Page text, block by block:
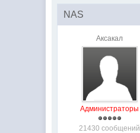
NAS
Аксакал
Администраторы
21430 сообщений